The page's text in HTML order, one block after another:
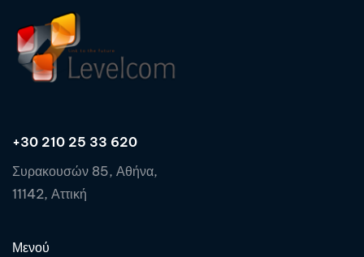
+30 210 25 33 620
Συρακουσών 85, Αθήνα,
11142, Αττική
Μενού